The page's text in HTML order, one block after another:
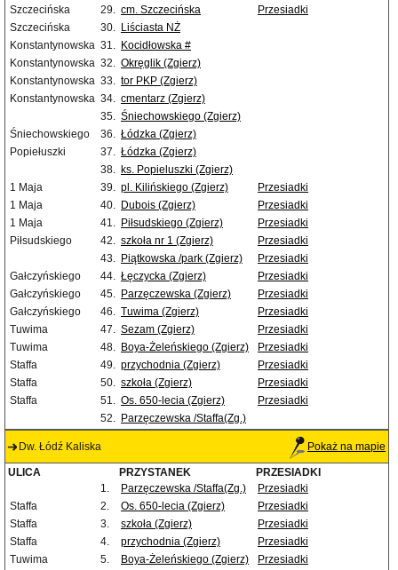
Szczecińska
29. cm. Szczecińska
Przesiadki
Szczecińska
30. Liściasta NŻ
Konstantynowska 31. Kocidłowska #
Konstantynowska 32. Okręglik (Zgierz)
Konstantynowska 33. tor PKP (Zgierz)
Konstantynowska 34. cmentarz (Zgierz)
35. Śniechowskiego (Zgierz)
Śniechowskiego
36. Łódzka (Zgierz)
Popiełuszki
37. Łódzka (Zgierz)
38. ks. Popieluszki (Zgierz)
1 Maja
39. pl. Kilińskiego (Zgierz)
Przesiadki
1 Maja
40. Dubois (Zgierz)
Przesiadki
1 Maja
41. Piłsudskiego (Zgierz)
Przesiadki
Piłsudskiego
42. szkoła nr 1 (Zgierz)
Przesiadki
43. Piątkowska /park (Zgierz)
Przesiadki
Gałczyńskiego
44. Łęczycka (Zgierz)
Przesiadki
Gałczyńskiego
45. Parzęczewska (Zgierz)
Przesiadki
Gałczyńskiego
46. Tuwima (Zgierz)
Przesiadki
Tuwima
47. Sezam (Zgierz)
Przesiadki
Tuwima
48. Boya-Żeleńskiego (Zgierz)
Przesiadki
Staffa
49. przychodnia (Zgierz)
Przesiadki
Staffa
50. szkoła (Zgierz)
Przesiadki
Staffa
51. Os. 650-lecia (Zgierz)
Przesiadki
52. Parzęczewska /Staffa(Zg.)
Dw. Łódź Kaliska Pokaż na mapie
ULICA PRZYSTANEK
PRZESIADKI
1.
Parzęczewska /Staffa(Zg.)
Przesiadki
Staffa
2. Os. 650-lecia (Zgierz)
Przesiadki
Staffa
3. szkoła (Zgierz)
Przesiadki
Staffa
4. przychodnia (Zgierz)
Przesiadki
Tuwima
5. Boya-Żeleńskiego (Zgierz)
Przesiadki